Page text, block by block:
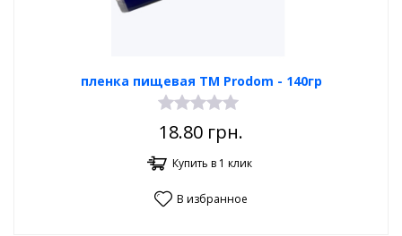
пленка пищевая TM Prodom - 140гр
18.80 грн.
Купить в 1 клик
В избранное